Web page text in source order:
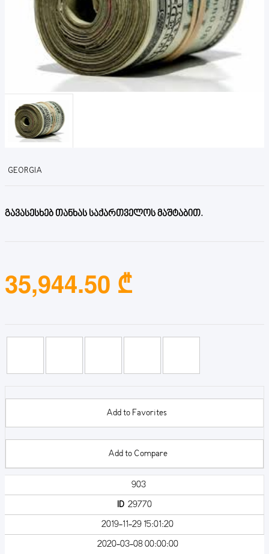
GEORGIA
გავასესხებ თანხას საქართველოს მაშტაბით.
35,944.50 ₾
Add to Favorites
Add to Compare
903
ID29770
2019-11-29 15:01:20
2020-03-08 00:00:00